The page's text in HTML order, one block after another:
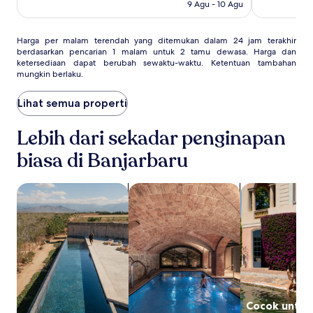
9 Agu - 10 Agu
Harga
per
malam
terendah
yang
ditemukan
dalam
24
jam
terakhir
berdasarkan
1
malam
untuk
2
tamu
dewasa.
Harga
dan
ketersediaan
dapat
Harga per malam terendah yang ditemukan dalam 24 jam terakhir
berdasarkan pencarian 1 malam untuk 2 tamu dewasa. Harga dan
ketersediaan dapat berubah sewaktu-waktu. Ketentuan tambahan
mungkin berlaku.
Lihat semua properti
Lebih dari sekadar penginapan
biasa di Banjarbaru
cari properti dengan kolam renangcari properti dengan spa di lokasi
Cocok untuk
cari properti